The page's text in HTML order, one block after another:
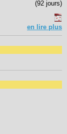
(92 jours)
en lire plus